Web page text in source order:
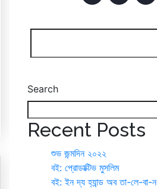
Search
Recent Posts
শুভ জন্মদিন ২০২২
বই: প্রোডাক্টিভ মুসলিম
বই: ইন দ্য হ্যান্ড অব তা-লে-বা-ন